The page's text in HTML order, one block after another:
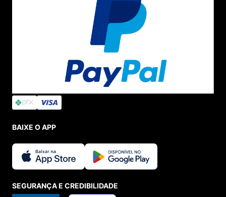
BAIXE O APP
SEGURANÇA E CREDIBILIDADE